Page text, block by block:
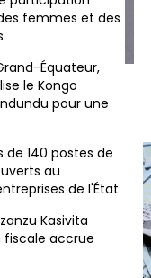
femmes et des
Équateur,
le Kongo
pour une
de 140 postes de
au
de l'État
Kasivita
fiscale accrue